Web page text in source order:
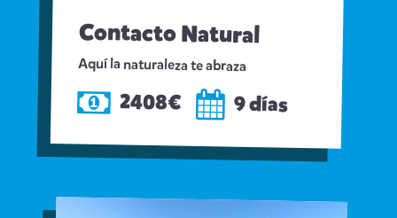
Contacto Natural
Aquí la naturaleza te abraza
2408€ 9 días